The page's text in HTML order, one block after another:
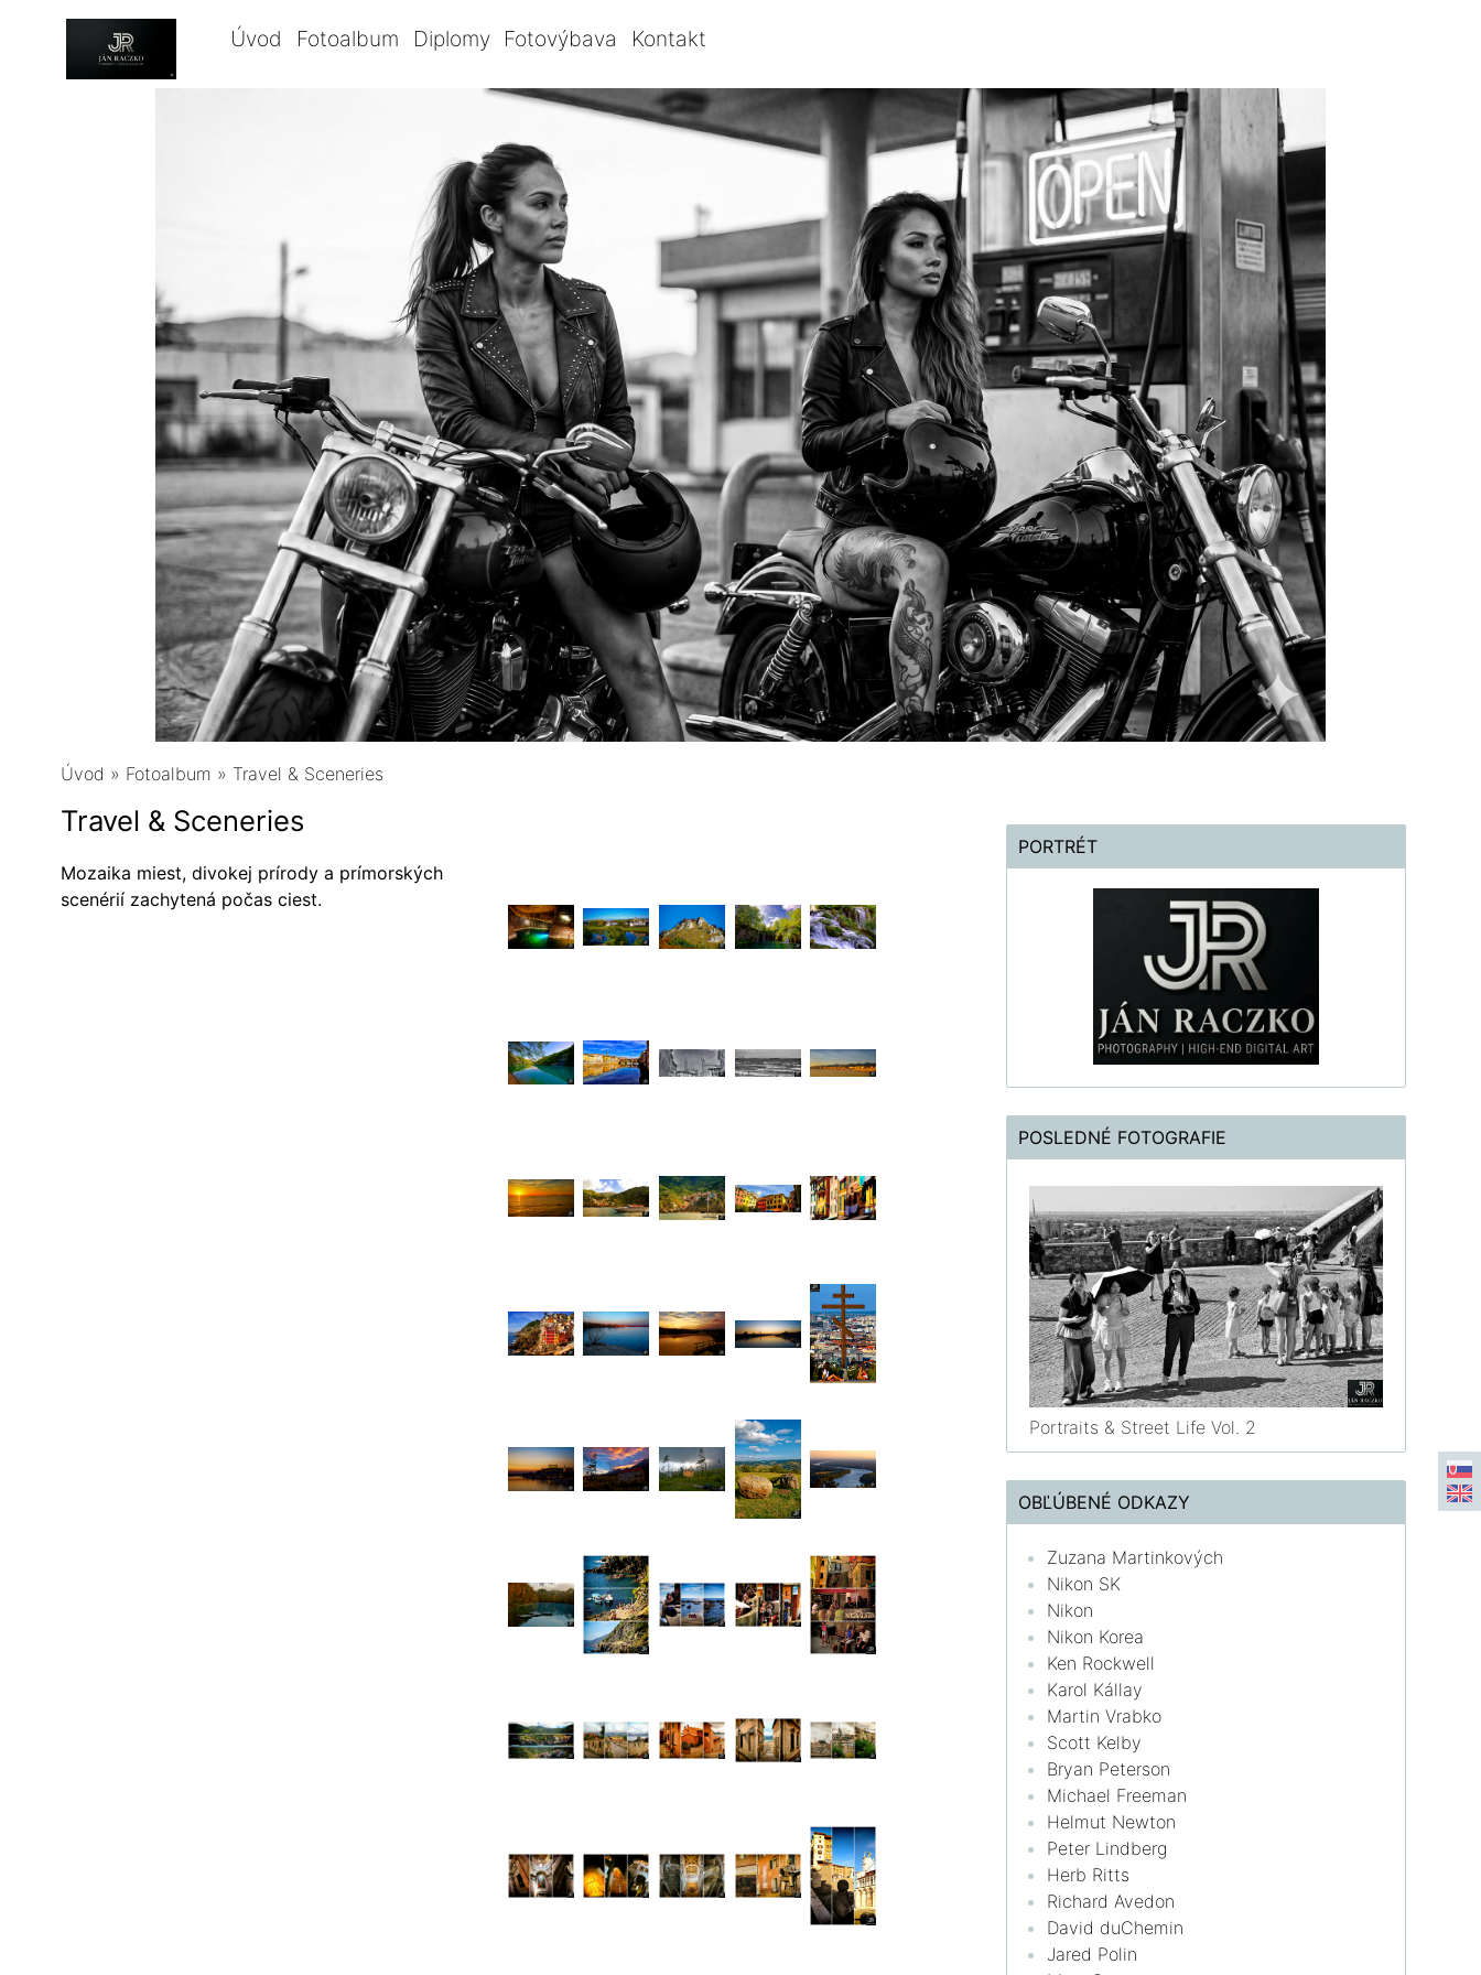
Úvod Fotoalbum Diplomy Fotovýbava Kontakt
Úvod » Fotoalbum » Travel & Sceneries
Travel & Sceneries
Mozaika miest, divokej prírody a prímorských
scenérií zachytená počas ciest.
PORTRÉT
POSLEDNÉ FOTOGRAFIE
Portraits & Street Life Vol. 2
OBĽÚBENÉ ODKAZY
Zuzana Martinkových
Nikon SK
Nikon
Nikon Korea
Ken Rockwell
Karol Kállay
Martin Vrabko
Scott Kelby
Bryan Peterson
Michael Freeman
Helmut Newton
Peter Lindberg
Herb Ritts
Richard Avedon
David duChemin
Jared Polin